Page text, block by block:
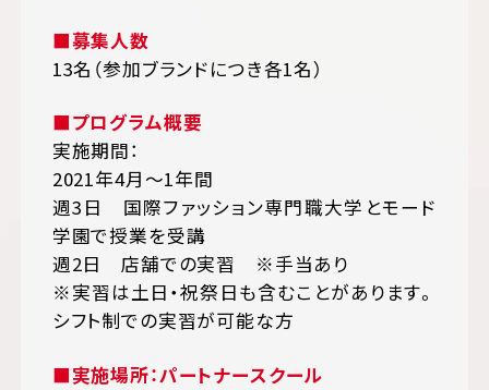
■募集人数
13名（参加ブランドにつき各1名）
■プログラム概要
実施期間：
2021年4月～1年間
週3日 国際ファッション専門職大学とモード
学園で授業を受講
週2日 店舗での実習 ※手当あり
※実習は土日・祝祭日も含むことがあります。
シフト制での実習が可能な方
■実施場所：パートナースクール